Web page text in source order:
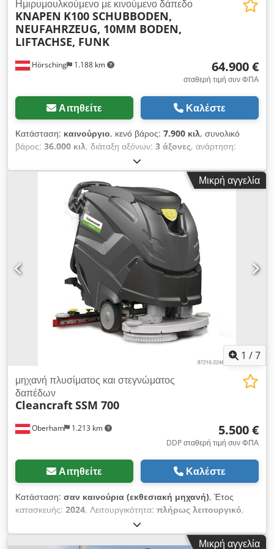
Hörsching 1.188 km
Ημιρυμουλκούμενο με κινούμενο δάπεδο
KNAPEN K100 SCHUBBODEN,
NEUFAHRZEUG, 10MM BODEN,
LIFTACHSE, FUNK
64.900 €
σταθερή τιμή συν ΦΠΑ
Αιτηθείτε Καλέστε
Κατάσταση: καινούργιο, κενό βάρος: 7.900 κιλ, συνολικό
βάρος: 36.000 κιλ, διάταξη αξόνων: 3 άξονες, ανάρτηση:
385/65 R22,5
Knapen K100 καινούργιο όχημα 92m³ | 13 κρίκοι πρόσδεσης
| πάτωμα 10mm | μουσαμάς 900gr | άξονες BPW |
ανυψωμένος άξονας | 2x εργαλειοθήκες | 2x προβολείς
εργασίας | 92m³ | υδραυλικές συνδέσεις στα στηρίγματα με
αντιστάθμιση ώθησης | σκάλα στη πλευρική προστασία | Με
την επιφύλαξη λαθών, εσφαλμένων καταχωρήσεων και
προδιάθεσης πώλησης. Dedpfx Aijy Uk S Heweck
Μικρή αγγελία
1 /7
Oberham 1.213 km
μηχανή πλυσίματος και στεγνώματος
δαπέδων
CleancraftSSM 700
5.500 €
DDP σταθερή τιμή συν ΦΠΑ
Αιτηθείτε Καλέστε
Κατάσταση: σαν καινούρια (εκθεσιακή μηχανή), Έτος
κατασκευής: 2024, Λειτουργικότητα: πλήρως λειτουργικό,
, συνολικό ύψος:
συνολικό πλάτος:735 χιλ., συνολικό μήκος:1.279 χιλ.,
Μικρή αγγελία